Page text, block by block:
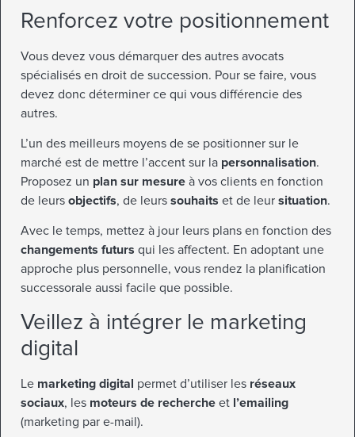
Renforcez votre positionnement
Vous devez vous démarquer des autres avocats
spécialisés en droit de succession. Pour se faire, vous
devez donc déterminer ce qui vous différencie des
autres.
L’un des meilleurs moyens de se positionner sur le
marché est de mettre l’accent sur la personnalisation.
Proposez un plan sur mesure à vos clients en fonction
de leurs objectifs, de leurs souhaits et de leur situation.
Avec le temps, mettez à jour leurs plans en fonction des
changements futurs qui les affectent. En adoptant une
approche plus personnelle, vous rendez la planification
successorale aussi facile que possible.
Veillez à intégrer le marketing
digital
Le marketing digital permet d’utiliser les réseaux
sociaux, les moteurs de recherche et l’emailing
(marketing par e-mail).